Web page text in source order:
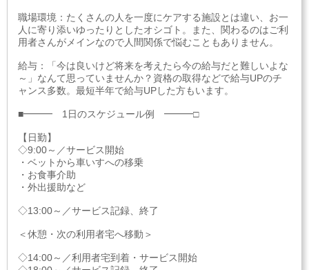
職場環境：たくさんの人を一度にケアする施設とは違い、お一
人に寄り添いゆったりとしたオシゴト。また、関わるのはご利
用者さんがメインなので人間関係で悩むこともありません。
給与：「今は良いけど将来を考えたら今の給与だと難しいよな
～」なんて思っていませんか？資格の取得などで給与UPのチ
ャンス多数。最短半年で給与UPした方もいます。
■━━━ 1日のスケジュール例 ━━━□
【日勤】
◇9:00～／サービス開始
・ベットから車いすへの移乗
・お食事介助
・外出援助など
◇13:00～／サービス記録、終了
＜休憩・次の利用者宅へ移動＞
◇14:00～／利用者宅到着・サービス開始